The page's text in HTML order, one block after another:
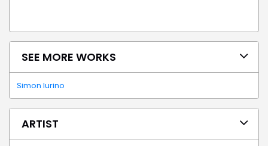
SEE MORE WORKS
Simon Iurino
ARTIST